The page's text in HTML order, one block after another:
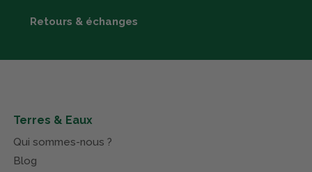
Retours & échanges
Terres & Eaux
Qui sommes-nous ?
Blog